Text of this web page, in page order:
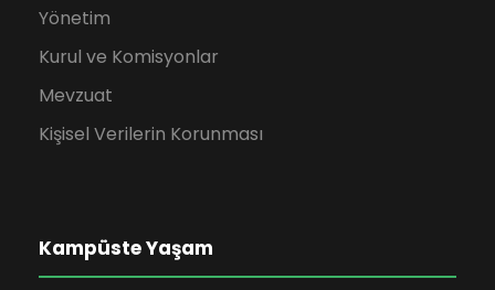
Yönetim
Kurul ve Komisyonlar
Mevzuat
Kişisel Verilerin Korunması
Kampüste Yaşam